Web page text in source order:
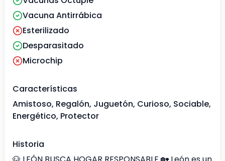
Vacuna Antirrábica
Esterilizado
Desparasitado
Microchip
Características
Amistoso, Regalón, Juguetón, Curioso, Sociable,
Energético, Protector
Historia